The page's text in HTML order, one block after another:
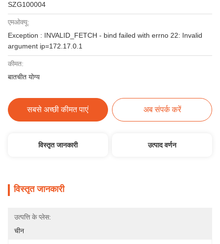
SZG100004
एमओक्यू:
Exception : INVALID_FETCH - bind failed with errno 22: Invalid
argument ip=172.17.0.1
कीमत:
बातचीत योग्य
सबसे अच्छी कीमत पाएं अब संपर्क करें
विस्तृत जानकारी उत्पाद वर्णन
विस्तृत जानकारी
उत्पत्ति के प्लेस:
चीन